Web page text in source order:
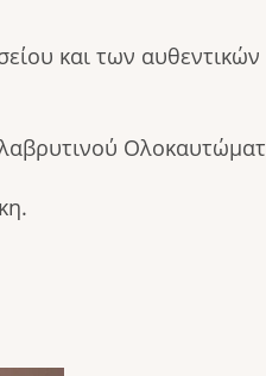
και των αυθεντικών